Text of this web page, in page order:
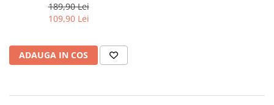
189,90 Lei
109,90 Lei
ADAUGA IN COS